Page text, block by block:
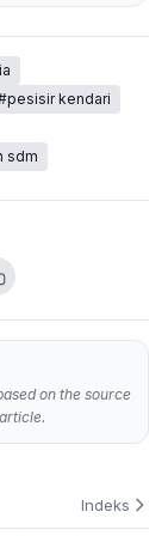
kendari
sdm
on the source
Indeks